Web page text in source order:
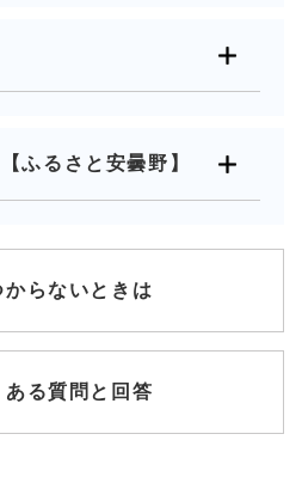
ふるさと安曇野】
からないときは
ある質問と回答